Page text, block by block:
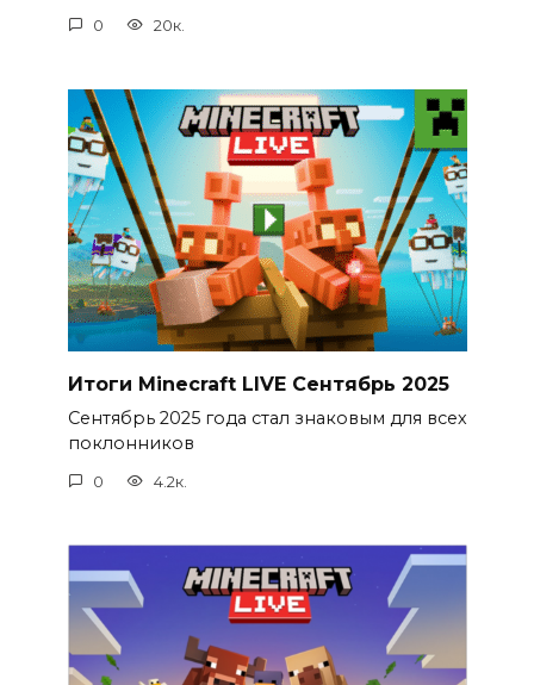
0 20к.
Итоги Minecraft LIVE Сентябрь 2025
Сентябрь 2025 года стал знаковым для всех
поклонников
0 4.2к.